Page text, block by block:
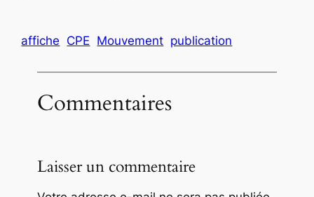
affiche CPE Mouvement publication
Commentaires
Laisser un commentaire